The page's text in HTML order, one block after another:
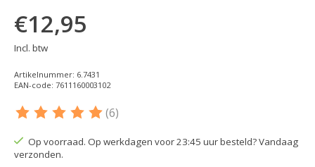
€12,95
Incl. btw
Artikelnummer: 6.7431
EAN-code: 7611160003102
De beoordeling van dit product is
(6)
Op voorraad. Op werkdagen voor 23:45 uur besteld? Vandaag
verzonden.